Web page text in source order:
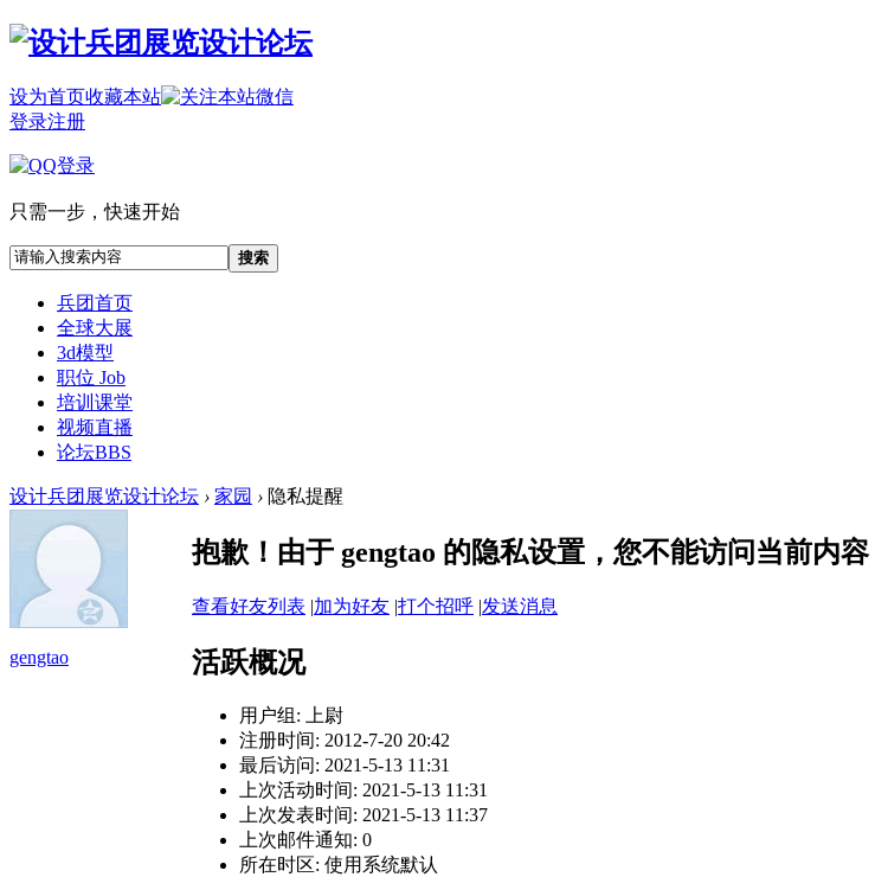
设为首页收藏本站
登录注册
只需一步，快速开始
搜索
兵团首页
全球大展
3d模型
职位 Job
培训课堂
视频直播
论坛BBS
设计兵团展览设计论坛 › 家园 › 隐私提醒
gengtao
抱歉！由于 gengtao 的隐私设置，您不能访问当前内容
查看好友列表 |加为好友 |打个招呼 |发送消息
活跃概况
用户组: 上尉
注册时间: 2012-7-20 20:42
最后访问: 2021-5-13 11:31
上次活动时间: 2021-5-13 11:31
上次发表时间: 2021-5-13 11:37
上次邮件通知: 0
所在时区: 使用系统默认